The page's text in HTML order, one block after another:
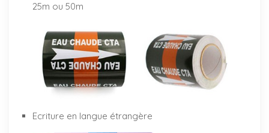
25m ou 50m
Ecriture en langue étrangère